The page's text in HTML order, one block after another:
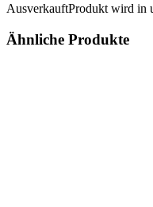
AusverkauftProdukt wird in
Ähnliche Produkte